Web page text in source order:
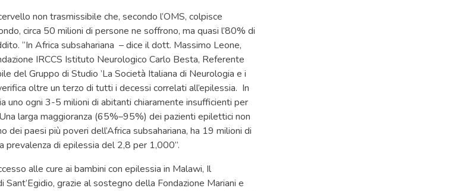
non trasmissibile che, secondo l’OMS, colpisce
circa 50 milioni di persone ne soffrono, ma quasi l’80% di
“In Africa subsahariana – dice il dott. Massimo Leone,
IRCCS Istituto Neurologico Carlo Besta, Referente
del Gruppo di Studio ’La Società Italiana di Neurologia e i
oltre un terzo di tutti i decessi correlati all’epilessia. In
uno ogni 3-5 milioni di abitanti chiaramente insufficienti per
larga maggioranza (65%–95%) dei pazienti epilettici non
dei paesi più poveri dell’Africa subsahariana, ha 19 milioni di
di epilessia del 2,8 per 1,000”.
alle cure ai bambini con epilessia in Malawi, Il
grazie al sostegno della Fondazione Mariani e